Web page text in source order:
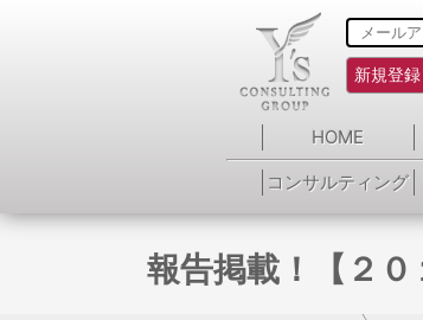
新規登録
HOME
コンサルティング
報告掲載！【２